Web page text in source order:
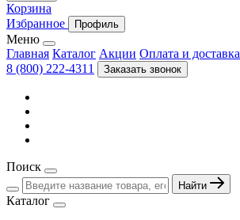
Корзина
Избранное
Профиль
Меню
Главная Каталог Акции Оплата и доставка
8 (800) 222-4311
Заказать звонок
Поиск
Найти
Каталог